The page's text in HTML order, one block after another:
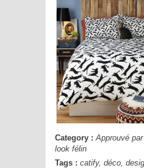
Category : Approuvé
look félin
Tags : catify, déco